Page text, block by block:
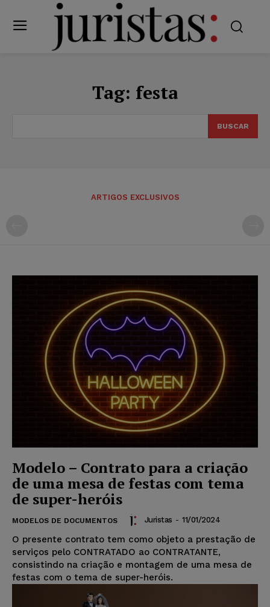
Tag: festa
BUSCAR
ARTIGOS EXCLUSIVOS
Modelo – Contrato para a criação
de uma mesa de festas com tema
de super-heróis
MODELOS DE DOCUMENTOS Juristas - 11/01/2024
O presente contrato tem como objeto a prestação de
serviços pelo CONTRATADO ao CONTRATANTE,
consistindo na criação e montagem de uma mesa de
festas com o tema de super-heróis.